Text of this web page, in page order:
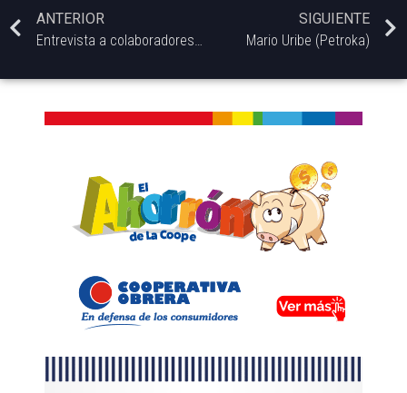
ANTERIOR
SIGUIENTE
Mario Uribe (Petroka)